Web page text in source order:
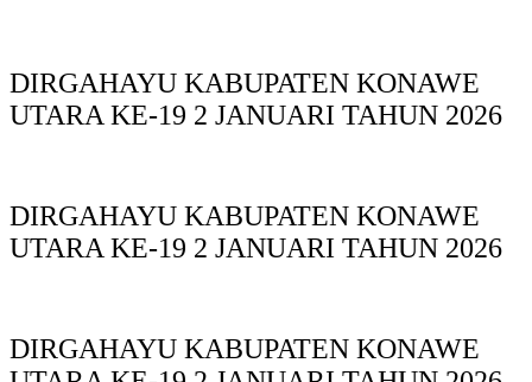
DIRGAHAYU KABUPATEN KONAWE
UTARA KE-19 2 JANUARI TAHUN 2026
DIRGAHAYU KABUPATEN KONAWE
UTARA KE-19 2 JANUARI TAHUN 2026
DIRGAHAYU KABUPATEN KONAWE